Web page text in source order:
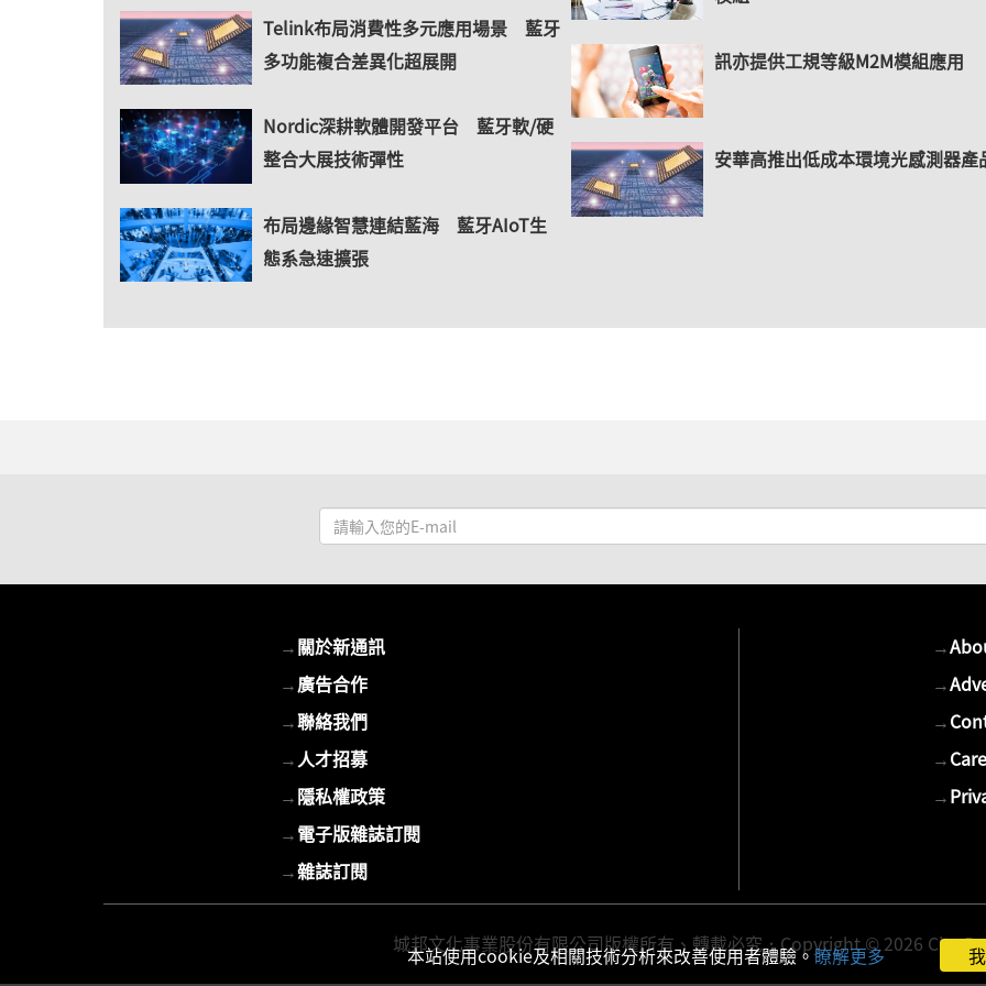
Telink布局消費性多元應用場景 藍牙
多功能複合差異化超展開
Nordic深耕軟體開發平台 藍牙軟/硬
整合大展技術彈性
布局邊緣智慧連結藍海 藍牙AIoT生
態系急速擴張
訊亦提供工規等級M2M模組應用
安華高推出低成本環境光感測器產
請
輸
E-
mail
→關於新通訊
→廣告合作
→聯絡我們
→人才招募
→隱私權政策
→電子版雜誌訂閱
→雜誌訂閱
→
→
→
→
→
城邦文化事業股份有限公司版權所有、轉載必究．Copyright © 2026 Cite
本站使用cookie及相關技術分析來改善使用者體驗。瞭解更多